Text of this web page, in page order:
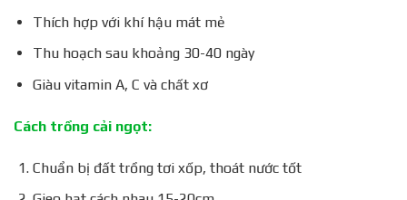
Thích hợp với khí hậu mát mẻ
Thu hoạch sau khoảng 30-40 ngày
Giàu vitamin A, C và chất xơ
Cách trồng cải ngọt:
Chuẩn bị đất trồng tơi xốp, thoát nước tốt